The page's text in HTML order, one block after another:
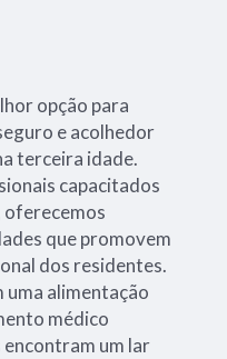
opção para
e acolhedor
terceira idade.
capacitados
oferecemos
que promovem
dos residentes.
uma alimentação
médico
um lar